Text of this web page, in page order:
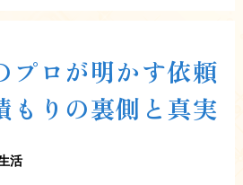
プロが明かす依頼
もりの裏側と真実
活